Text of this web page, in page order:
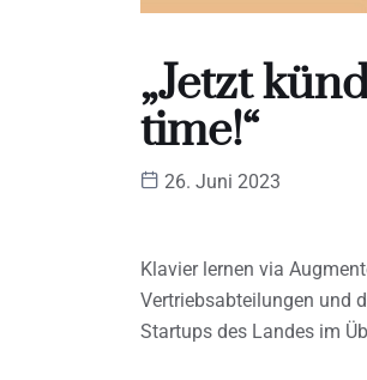
„Jetzt
time!“
26. Juni 2023
Klavier lernen via
Vertriebsabteilungen und
Startups des Landes im